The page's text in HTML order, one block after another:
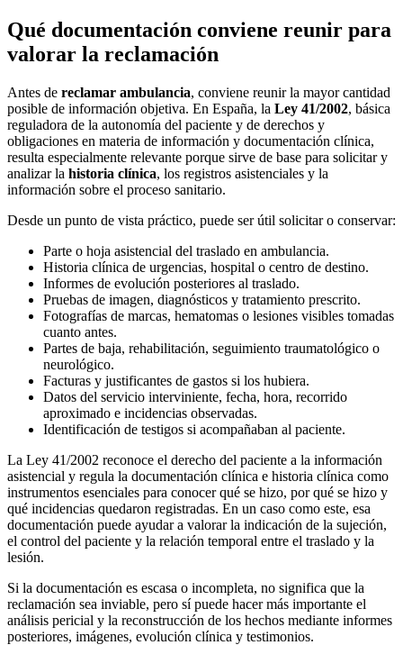
Qué documentación conviene reunir para
valorar la reclamación
Antes de reclamar ambulancia, conviene reunir la mayor cantidad
posible de información objetiva. En España, la Ley 41/2002, básica
reguladora de la autonomía del paciente y de derechos y
obligaciones en materia de información y documentación clínica,
resulta especialmente relevante porque sirve de base para solicitar y
analizar la historia clínica, los registros asistenciales y la
información sobre el proceso sanitario.
Desde un punto de vista práctico, puede ser útil solicitar o conservar:
Parte o hoja asistencial del traslado en ambulancia.
Historia clínica de urgencias, hospital o centro de destino.
Informes de evolución posteriores al traslado.
Pruebas de imagen, diagnósticos y tratamiento prescrito.
Fotografías de marcas, hematomas o lesiones visibles tomadas
cuanto antes.
Partes de baja, rehabilitación, seguimiento traumatológico o
neurológico.
Facturas y justificantes de gastos si los hubiera.
Datos del servicio interviniente, fecha, hora, recorrido
aproximado e incidencias observadas.
Identificación de testigos si acompañaban al paciente.
La Ley 41/2002 reconoce el derecho del paciente a la información
asistencial y regula la documentación clínica e historia clínica como
instrumentos esenciales para conocer qué se hizo, por qué se hizo y
qué incidencias quedaron registradas. En un caso como este, esa
documentación puede ayudar a valorar la indicación de la sujeción,
el control del paciente y la relación temporal entre el traslado y la
lesión.
Si la documentación es escasa o incompleta, no significa que la
reclamación sea inviable, pero sí puede hacer más importante el
análisis pericial y la reconstrucción de los hechos mediante informes
posteriores, imágenes, evolución clínica y testimonios.